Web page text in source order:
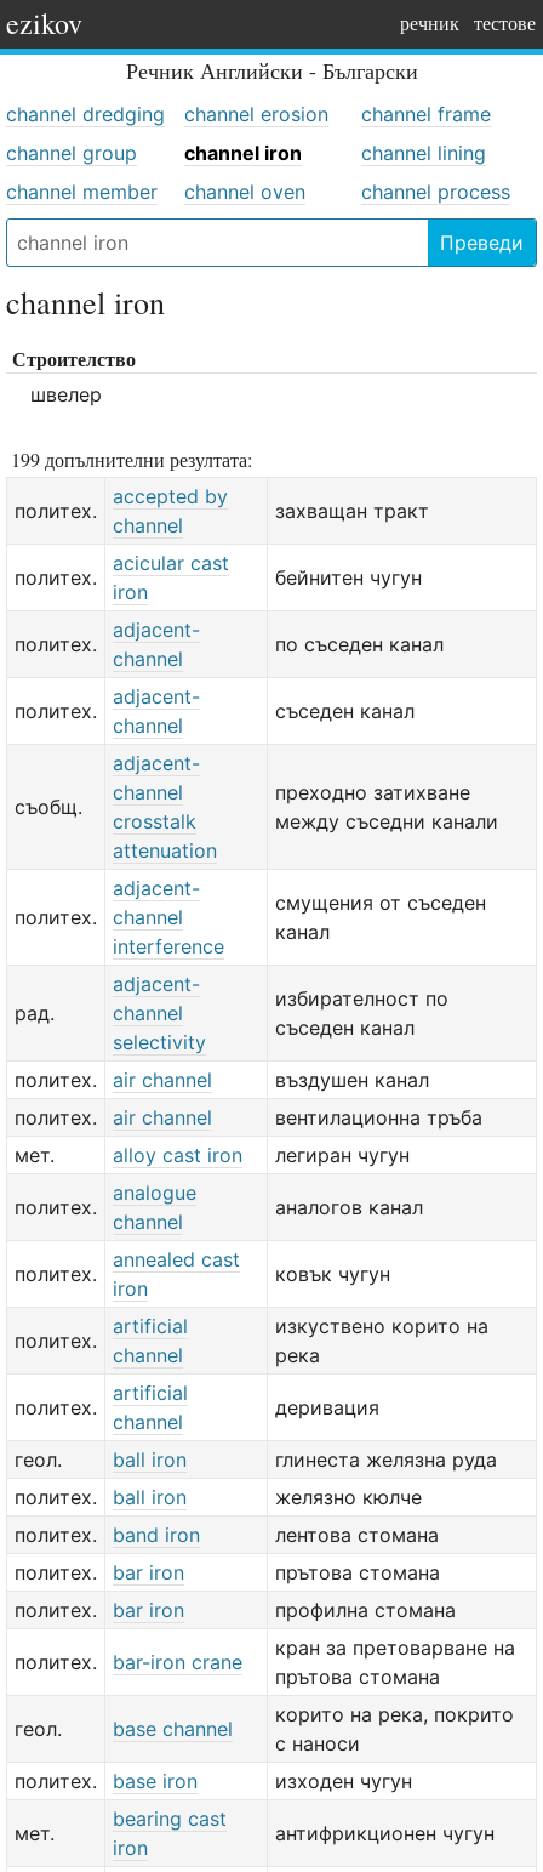
ezikov речник тестове
Речник Английски - Български
channel dredging channel erosion
channel frame
channel group
channel iron
channel lining
channel member
channel oven channel process
Преведи
channel iron
Строителство
швелер
199 допълнителни резултата:
политех.
accepted by
channel
захващан тракт
политех.
acicular cast
iron
бейнитен чугун
политех.
adjacent-
channel
по съседен канал
политех.
adjacent-
channel
съседен канал
съобщ.
adjacent-
channel
crosstalk
attenuation
преходно затихване
между съседни канали
политех.
adjacent-
channel
interference
смущения от съседен
канал
рад.
adjacent-
channel
selectivity
избирателност по
съседен канал
политех. air channel
въздушен канал
политех.
air channel
вентилационна тръба
мет.
alloy cast iron легиран чугун
политех.
analogue
channel
аналогов канал
политех.
annealed cast
iron
ковък чугун
политех.
artificial
channel
изкуствено корито на
река
политех.
artificial
channel
деривация
геол. ball iron
глинеста желязна руда
политех.
ball iron
желязно кюлче
политех.
band iron
лентова стомана
политех.
bar iron
прътова стомана
политех.
bar iron профилна стомана
политех. bar-iron crane
кран за претоварване на
прътова стомана
геол. base channel
корито на река, покрито
с наноси
политех.
base iron изходен чугун
мет.
bearing cast
iron
антифрикционен чугун